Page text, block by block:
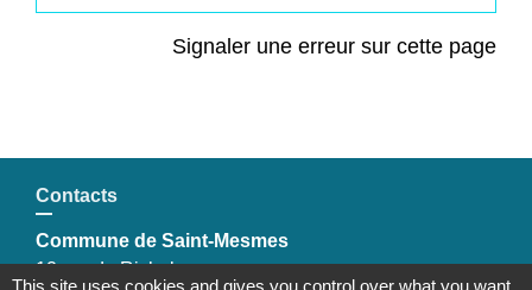
Signaler une erreur sur cette page
Contacts
Commune de Saint-Mesmes
12 rue de Richebourg
This site uses cookies and gives you control over what you want